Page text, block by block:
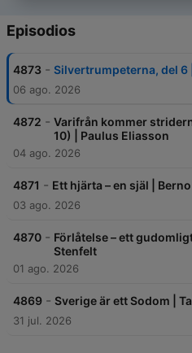
Episodios
4873 - Silvertrumpeterna, del 6
06 ago. 2026
4872 - Varifrån kommer
10) | Paulus Eliasson
04 ago. 2026
4871 - Ett hjärta – en själ |
03 ago. 2026
4870 - Förlåtelse – ett
Stenfelt
01 ago. 2026
4869 - Sverige är ett Sodom |
31 jul. 2026